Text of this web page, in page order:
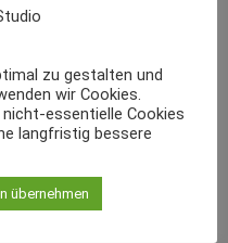
zu gestalten und
wir Cookies.
essentielle Cookies
langfristig bessere
übernehmen